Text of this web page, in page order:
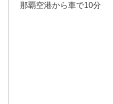
那覇空港から車で10分